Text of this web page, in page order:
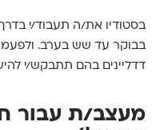
בסטודיו את/ה תעבוד/י
בבוקר עד שש בערב.
דדליינים בהם תתבקש/י